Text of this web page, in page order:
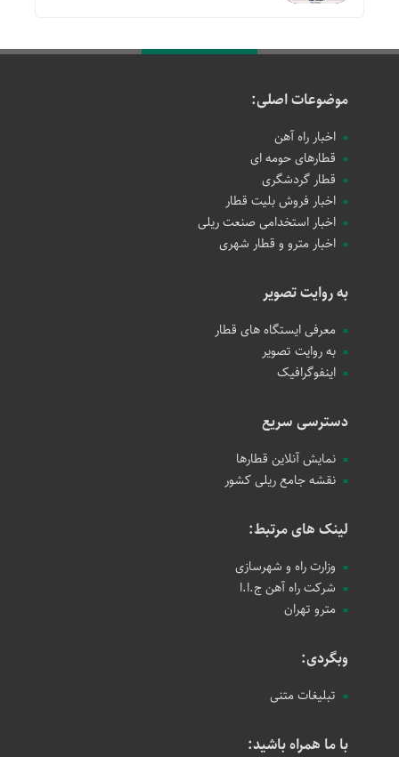
موضوعات اصلی:
اخبار راه آهن
قطارهای حومه ای
قطار گردشگری
اخبار فروش بلیت قطار
اخبار استخدامی صنعت ریلی
اخبار مترو و قطار شهری
به روایت تصویر
معرفی ایستگاه های قطار
به روایت تصویر
اینفوگرافیک
دسترسی سریع
نمایش آنلاین قطارها
نقشه جامع ریلی کشور
لینک های مرتبط:
وزارت راه و شهرسازی
شرکت راه آهن ج.ا.ا
مترو تهران
وبگردی:
تبلیغات متنی
با ما همراه باشید: